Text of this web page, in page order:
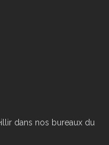
dans nos bureaux du